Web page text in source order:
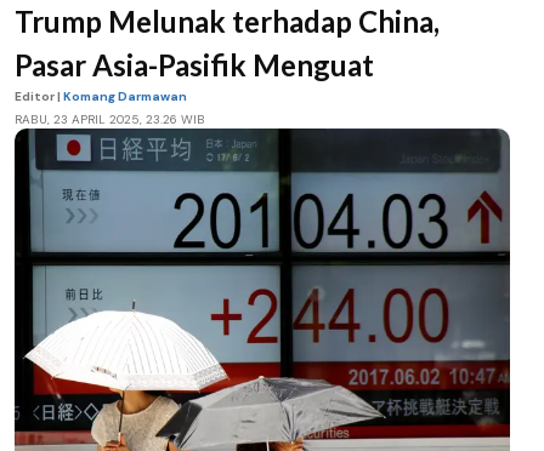
Trump Melunak terhadap China,
Pasar Asia-Pasifik Menguat
Editor | Komang Darmawan
RABU, 23 APRIL 2025, 23.26 WIB